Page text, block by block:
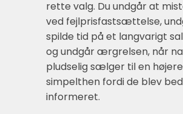
rette valg. Du undgår at
ved fejlprisfastsættelse,
spilde tid på et langvarigt
og undgår ærgrelsen, når
pludselig sælger til en
simpelthen fordi de blev
informeret.